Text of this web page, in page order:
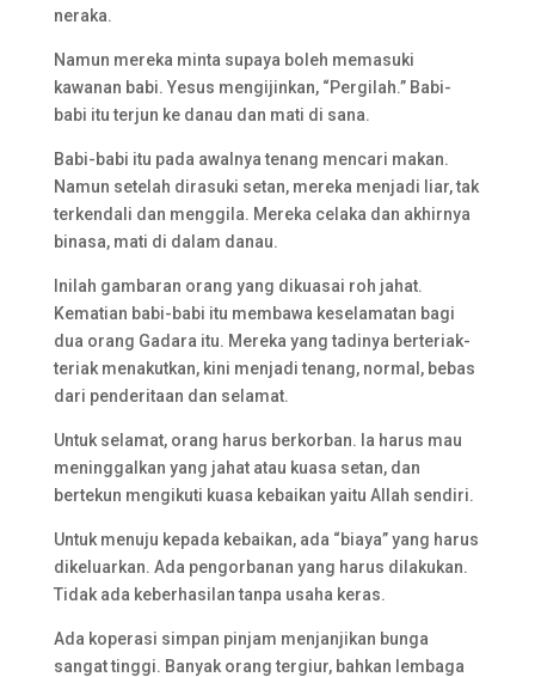
neraka.
Namun mereka minta supaya boleh memasuki
kawanan babi. Yesus mengijinkan, “Pergilah.” Babi-
babi itu terjun ke danau dan mati di sana.
Babi-babi itu pada awalnya tenang mencari makan.
Namun setelah dirasuki setan, mereka menjadi liar, tak
terkendali dan menggila. Mereka celaka dan akhirnya
binasa, mati di dalam danau.
Inilah gambaran orang yang dikuasai roh jahat.
Kematian babi-babi itu membawa keselamatan bagi
dua orang Gadara itu. Mereka yang tadinya berteriak-
teriak menakutkan, kini menjadi tenang, normal, bebas
dari penderitaan dan selamat.
Untuk selamat, orang harus berkorban. Ia harus mau
meninggalkan yang jahat atau kuasa setan, dan
bertekun mengikuti kuasa kebaikan yaitu Allah sendiri.
Untuk menuju kepada kebaikan, ada “biaya” yang harus
dikeluarkan. Ada pengorbanan yang harus dilakukan.
Tidak ada keberhasilan tanpa usaha keras.
Ada koperasi simpan pinjam menjanjikan bunga
sangat tinggi. Banyak orang tergiur, bahkan lembaga